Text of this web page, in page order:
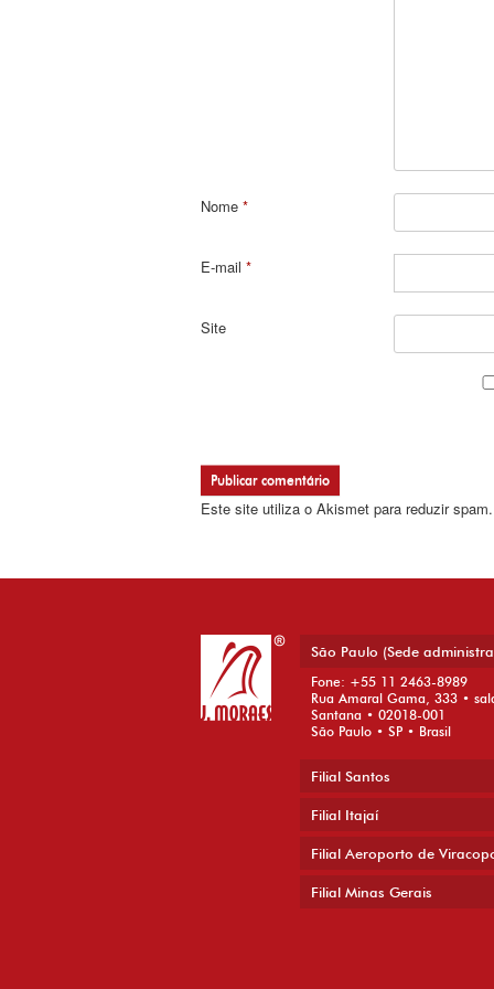
Nome *
E-mail *
Site
Este site utiliza o Akismet para reduzir spam.
São Paulo (Sede
Fone: +55 11 2463-8989
Rua Amaral Gama, 333 •
Santana • 02018-001
São Paulo • SP • Brasil
Filial Santos
Filial Itajaí
Filial Aeroporto de
Filial Minas Gerais